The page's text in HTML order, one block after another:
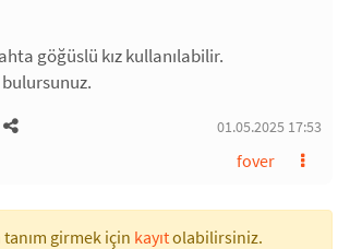
göğüslü kız kullanılabilir.
01.05.2025 17:53
fover
tanım girmek için kayıtolabilirsiniz.